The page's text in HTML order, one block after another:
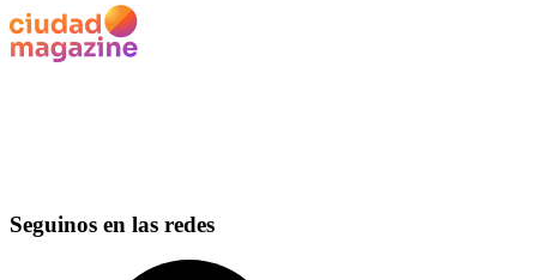
Seguinos en las redes